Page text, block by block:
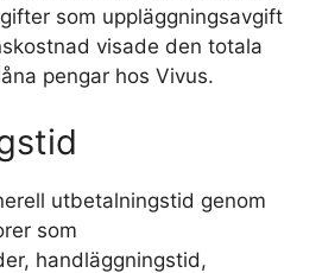
som uppläggningsavgift
visade den totala
pengar hos Vivus.
utbetalningstid genom
som
handläggningstid,